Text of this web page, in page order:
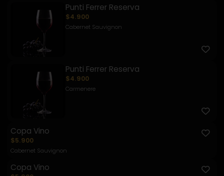
Punti Ferrer Reserva
$4.900
Cabernet Sauvignon
Punti Ferrer Reserva
$4.900
Carmenere
Copa Vino
$5.900
Cabernet Sauvignon
Copa Vino